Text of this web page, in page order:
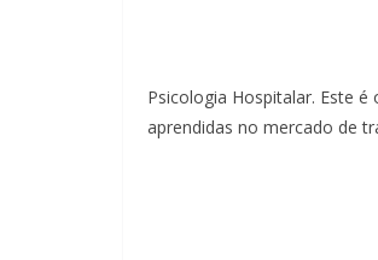
Psicologia Hospitalar. Este
aprendidas no mercado de